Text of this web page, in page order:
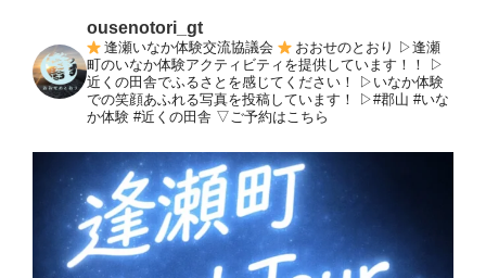
瀬
町
ousenotori_gt
逢瀬いなか体験交流協議会 おおせのとおり ▷逢瀬
町のいなか体験アクティビティを提供しています！！
▷
近くの田舎でふるさとを感じてください！
▷いなか体験
での笑顔あふれる写真を投稿しています！
▷#郡山 #いな
か体験 #近くの田舎 ▽ご予約はこちら